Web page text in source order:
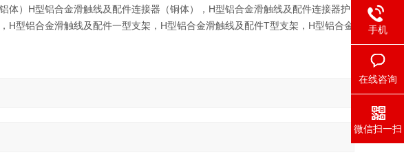
体）H型铝合金滑触线及配件连接器（铜体），H型铝合金滑触线及配件连接器护
型铝合金滑触线及配件一型支架，H型铝合金滑触线及配件T型支架，H型铝合金
手机
在线咨询
微信扫一扫